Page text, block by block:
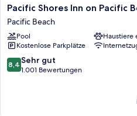
Pacific
Shores
Inn
on
Pacific
Beach
Pacific
Pacific Shores Inn on Pacific
Pacific Beach
Pool
Haustiere
Kostenlose Parkplätze
8.4
von
8,4 Sehr gut
1.001 Bewertungen